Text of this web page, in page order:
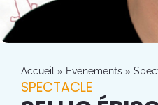
Accueil » Evénements »
SPECTACLE